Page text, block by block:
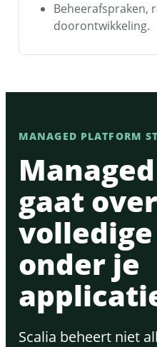
Beheerafspraken,
doorontwikkeling.
MANAGED PLATFORM
gaat
onder je
Scalia beheert niet